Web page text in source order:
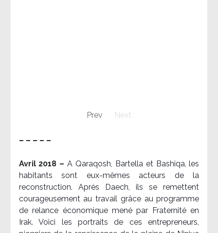
Prev Next
– – – – –
Avril 2018 –A Qaraqosh, Bartella et Bashiqa, les
habitants sont eux-mêmes acteurs de la
reconstruction. Après Daech, ils se remettent
courageusement au travail grâce au programme
de relance économique mené par Fraternité en
Irak. Voici les portraits de ces entrepreneurs,